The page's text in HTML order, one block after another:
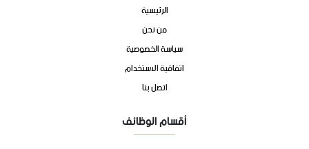
الرئيسية
من نحن
سياسة الخصوصية
اتفاقية الاستخدام
اتصل بنا
أقسام الوظائف